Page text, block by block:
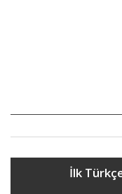
İlk